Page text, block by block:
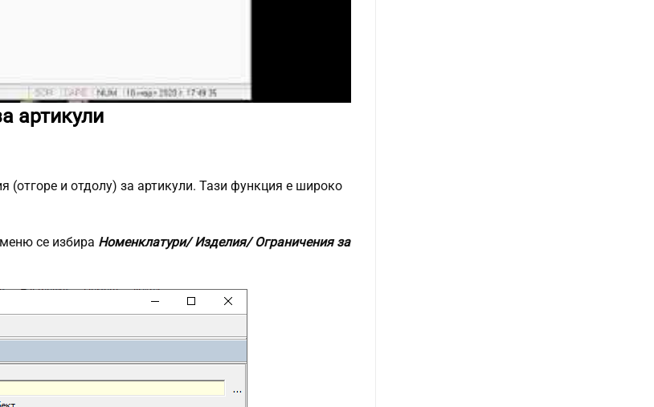
артикули
(отгоре и отдолу) за артикули. Тази функция е широко
се избира Номенклатури/ Изделия/ Ограничения за